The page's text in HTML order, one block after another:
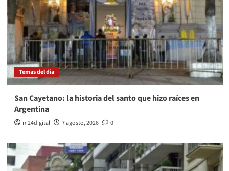
Temas del dia
San Cayetano: la historia del santo que hizo raíces en
Argentina
m24digital 7 agosto, 2026 0